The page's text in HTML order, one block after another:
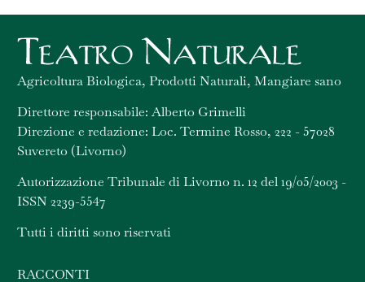
Agricoltura Biologica, Prodotti Naturali, Mangiare sano
Direttore responsabile: Alberto Grimelli
Direzione e redazione: Loc. Termine Rosso, 222 - 57028
Suvereto (Livorno)
Autorizzazione Tribunale di Livorno n. 12 del 19/05/2003 -
ISSN 2239-5547
Tutti i diritti sono riservati
RACCONTI